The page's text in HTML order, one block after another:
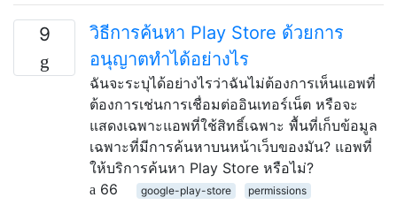
9
วิธีการค้นหา Play Store ด้วยการ
อนุญาตทำได้อย่างไร
ฉันจะระบุได้อย่างไรว่าฉันไม่ต้องการเห็นแอพที่
ต้องการเช่นการเชื่อมต่ออินเทอร์เน็ต หรือจะ
แสดงเฉพาะแอพที่ใช้สิทธิ์เฉพาะ พื้นที่เก็บข้อมูล
เฉพาะที่มีการค้นหาบนหน้าเว็บของมัน? แอพที่
ให้บริการค้นหา Play Store หรือไม่?
66
google-play-store permissions